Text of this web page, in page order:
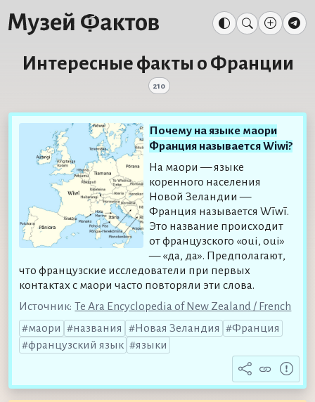
Интересные факты о Франции
210
Почему на языке маори
Франция называется Wiwi?
На маори — языке
коренного населения
Новой Зеландии —
Франция называется Wīwī.
Это название происходит
от французского «oui, oui»
— «да, да». Предполагают,
что французские исследователи при первых
контактах с маори часто повторяли эти слова.
Источник: Te Ara Encyclopedia of New Zealand / French
маори
названия Новая Зеландия
Франция
французский язык
языки